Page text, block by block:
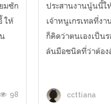
มซัก
ให้
98
ประสานงานนู้นนี้ใ
เจ้าหนูเกรเทลที่ง
ก็คิดว่าตนเองเป็น
ล้นมือชนิดที่ว่าต้อง
ccttiana